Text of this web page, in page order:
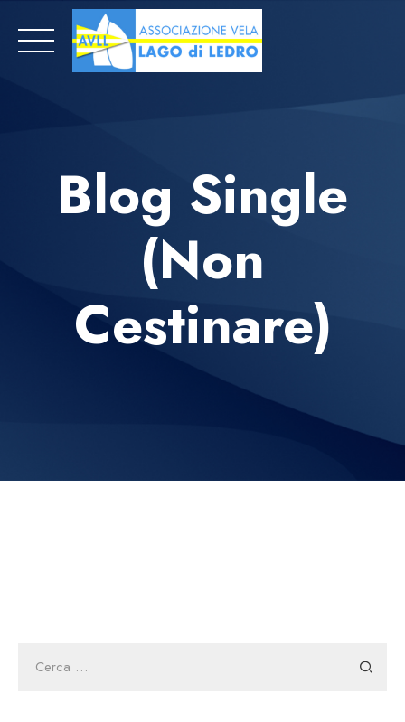
content
Blog Single
(non
Cestinare)
per: